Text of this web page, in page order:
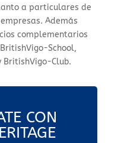
a particulares de
Además
complementarios
School,
BritishVigo-Club.
CON